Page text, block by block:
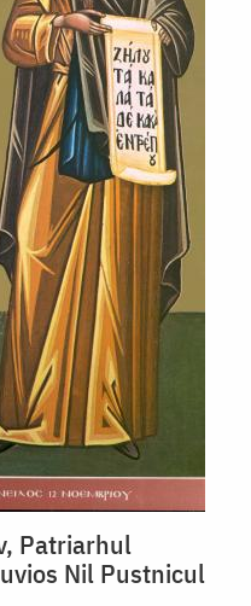
Patriarhul
Nil Pustnicul